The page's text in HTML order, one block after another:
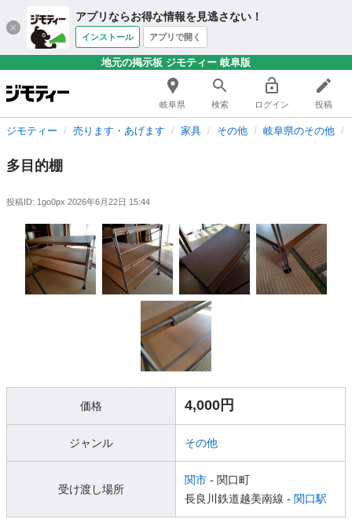
アプリならお得な情報を見逃さない！
インストール アプリで開く
地元の掲示板 ジモティー 岐阜版
岐阜県 検索 ログイン 投稿
ジモティー 売ります・あげます 家具 その他 岐阜県のその他
多目的棚
投稿ID: 1go0px 2026年6月22日 15:44
価格 4,000円
ジャンル その他
受け渡し場所
関市 - 関口町
長良川鉄道越美南線 - 関口駅